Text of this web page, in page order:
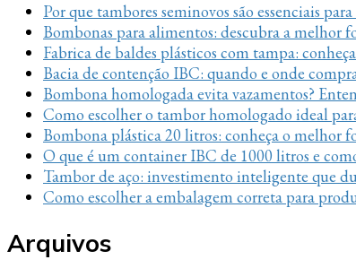
Por que tambores seminovos são essenciais
Bombonas para alimentos: descubra a melhor
Fabrica de baldes plásticos com tampa:
Bacia de contenção IBC: quando e onde
Bombona homologada evita vazamentos?
Como escolher o tambor homologado ideal
Bombona plástica 20 litros: conheça o melhor
O que é um container IBC de 1000 litros e
Tambor de aço: investimento inteligente que
Como escolher a embalagem correta para
Arquivos